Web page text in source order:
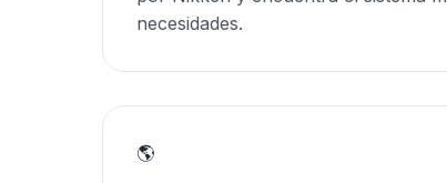
necesidades.
🌎